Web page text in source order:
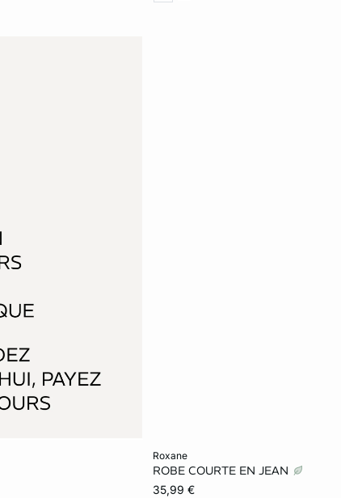
roxane
ROBE COURTE EN JEAN
35,99 €